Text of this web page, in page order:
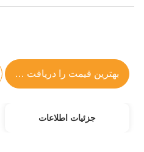
بهترین قیمت را دریافت کنید
جزئیات اطلاعات